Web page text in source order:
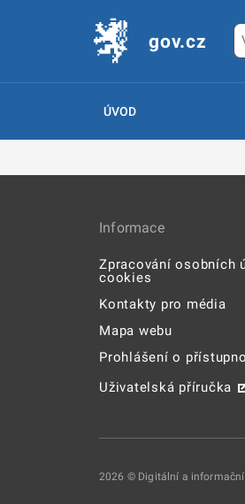
gov.cz
ÚVOD
Informace
Zpracování osobních
cookies
Kontakty pro média
Mapa webu
Prohlášení o
Uživatelská příručka
2026 © Digitální a informační